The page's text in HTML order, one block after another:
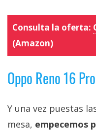
Consulta la oferta:
(Amazon)
Oppo Reno 16
Y una vez puestas
mesa, empecemos